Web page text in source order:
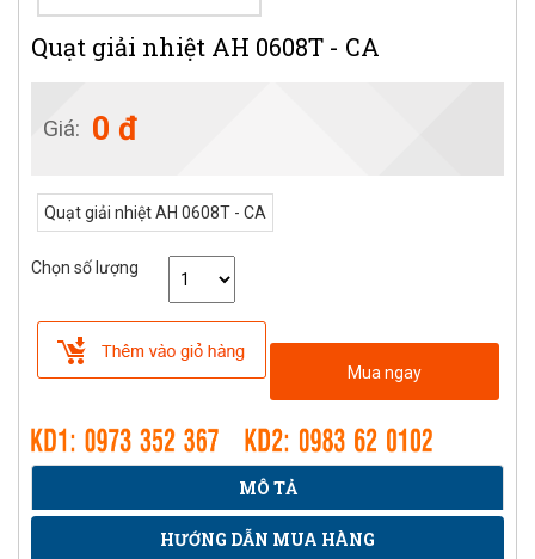
Quạt giải nhiệt AH 0608T - CA
Giá: 0 đ
Quạt giải nhiệt AH 0608T - CA
Chọn số lượng
Mua ngay
MÔ TẢ
HƯỚNG DẪN MUA HÀNG